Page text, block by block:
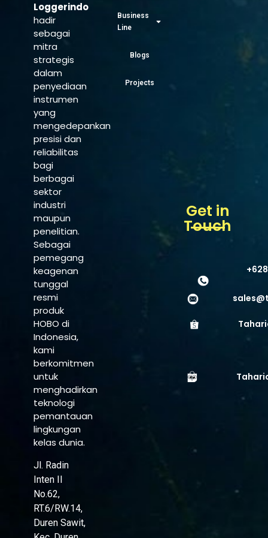
Loggerindo
hadir
sebagai
mitra
strategis
dalam
penyediaan
instrumen
yang
mengedepankan
presisi dan
reliabilitas
bagi
berbagai
sektor
industri
maupun
penelitian.
Sebagai
pemegang
keagenan
tunggal
resmi
produk
HOBO di
Indonesia,
kami
berkomitmen
untuk
menghadirkan
teknologi
pemantauan
lingkungan
kelas dunia.
Jl. Radin
Inten II
No.62,
RT.6/RW.14,
Duren Sawit,
Business
Line
Blogs
Projects
Get in
Touch